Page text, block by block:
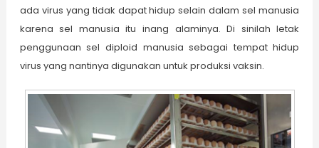
ada virus yang tidak dapat hidup selain dalam sel manusia
karena sel manusia itu inang alaminya. Di sinilah letak
penggunaan sel diploid manusia sebagai tempat hidup
virus yang nantinya digunakan untuk produksi vaksin.